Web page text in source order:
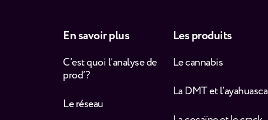
En savoir plus
C’est quoi l’analyse de
prod’ ?
Le réseau
Les produits
Le cannabis
La DMT et l’ayahuasca